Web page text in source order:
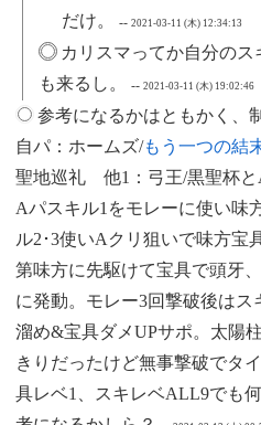
だけ。--2021-03-11 (木) 12:34:13
カリスマってか自分の
も来るし。--2021-03-11 (木) 19:02:46
参考になるかはともかく、
自パ：ホームズ/もう一つの結
聖地巡礼 他1：弓王/黒聖杯
Aパスキル1をモレーに使い味
ル2･3使いAクリ狙いで味方宝
第味方に先駆けて宝具で頭牙
に発動。モレー3回撃破後はス
溜め&宝具ダメUPサポ。太陽
きりだったけど無事撃破でタ
具レベ1、スキレベALL9でも